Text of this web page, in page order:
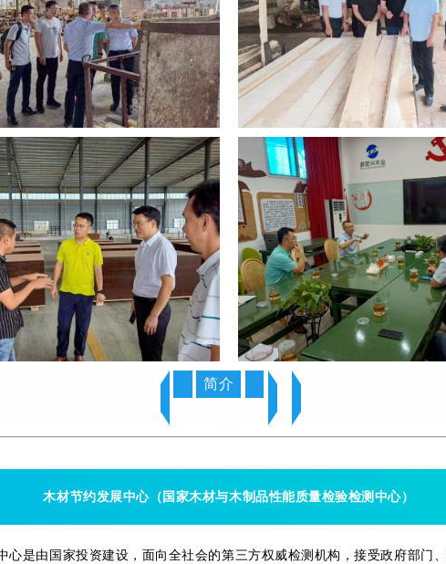
简介
木材节约发展中心（国家木材与木制品性能质量检验检测中心）
由国家投资建设，面向全社会的第三方权威检测机构，接受政府部门、